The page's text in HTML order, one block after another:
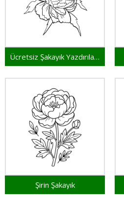
Ücretsiz Şakayık Yazdırılabilir
Şirin Şakayık